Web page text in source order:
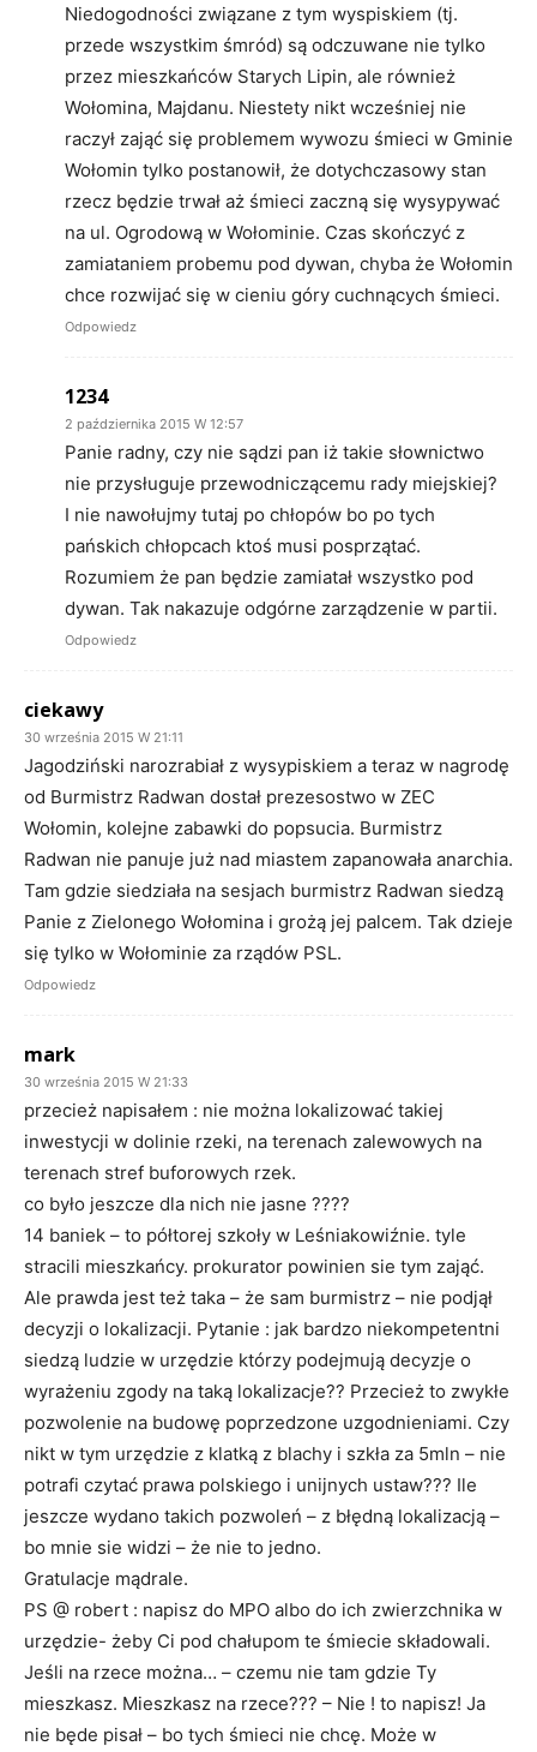
Niedogodności związane z tym wyspiskiem (tj.
przede wszystkim śmród) są odczuwane nie tylko
przez mieszkańców Starych Lipin, ale również
Wołomina, Majdanu. Niestety nikt wcześniej nie
raczył zająć się problemem wywozu śmieci w Gminie
Wołomin tylko postanowił, że dotychczasowy stan
rzecz będzie trwał aż śmieci zaczną się wysypywać
na ul. Ogrodową w Wołominie. Czas skończyć z
zamiataniem probemu pod dywan, chyba że Wołomin
chce rozwijać się w cieniu góry cuchnących śmieci.
Odpowiedz
1234
2 października 2015 W 12:57
Panie radny, czy nie sądzi pan iż takie słownictwo
nie przysługuje przewodniczącemu rady miejskiej?
I nie nawołujmy tutaj po chłopów bo po tych
pańskich chłopcach ktoś musi posprzątać.
Rozumiem że pan będzie zamiatał wszystko pod
dywan. Tak nakazuje odgórne zarządzenie w partii.
Odpowiedz
ciekawy
30 września 2015 W 21:11
Jagodziński narozrabiał z wysypiskiem a teraz w nagrodę
od Burmistrz Radwan dostał prezesostwo w ZEC
Wołomin, kolejne zabawki do popsucia. Burmistrz
Radwan nie panuje już nad miastem zapanowała anarchia.
Tam gdzie siedziała na sesjach burmistrz Radwan siedzą
Panie z Zielonego Wołomina i grożą jej palcem. Tak dzieje
się tylko w Wołominie za rządów PSL.
Odpowiedz
mark
30 września 2015 W 21:33
przecież napisałem : nie można lokalizować takiej
inwestycji w dolinie rzeki, na terenach zalewowych na
terenach stref buforowych rzek.
co było jeszcze dla nich nie jasne ????
14 baniek – to półtorej szkoły w Leśniakowiźnie. tyle
stracili mieszkańcy. prokurator powinien sie tym zająć.
Ale prawda jest też taka – że sam burmistrz – nie podjął
decyzji o lokalizacji. Pytanie : jak bardzo niekompetentni
siedzą ludzie w urzędzie którzy podejmują decyzje o
wyrażeniu zgody na taką lokalizacje?? Przecież to zwykłe
pozwolenie na budowę poprzedzone uzgodnieniami. Czy
nikt w tym urzędzie z klatką z blachy i szkła za 5mln – nie
potrafi czytać prawa polskiego i unijnych ustaw??? Ile
jeszcze wydano takich pozwoleń – z błędną lokalizacją –
bo mnie sie widzi – że nie to jedno.
Gratulacje mądrale.
PS @ robert : napisz do MPO albo do ich zwierzchnika w
urzędzie- żeby Ci pod chałupom te śmiecie składowali.
Jeśli na rzece można… – czemu nie tam gdzie Ty
mieszkasz. Mieszkasz na rzece??? – Nie ! to napisz! Ja
nie będe pisał – bo tych śmieci nie chcę. Może w